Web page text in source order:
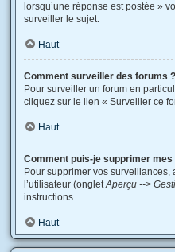
lorsqu’une réponse est postée »
surveiller le sujet.
Haut
Comment surveiller des forums ?
Pour surveiller un forum en
cliquez sur le lien « Surveiller ce
Haut
Comment puis-je supprimer
Pour supprimer vos
l’utilisateur (ongletAperçu -->
instructions.
Haut